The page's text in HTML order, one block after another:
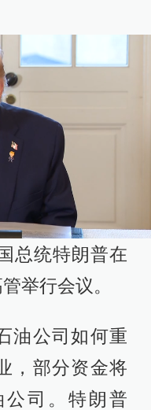
总统特朗普在
举行会议。
油公司如何重
，部分资金将
司。特朗普